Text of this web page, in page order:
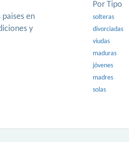
en
y
Por Tipo
solteras
divorciadas
viudas
maduras
jóvenes
madres
solas